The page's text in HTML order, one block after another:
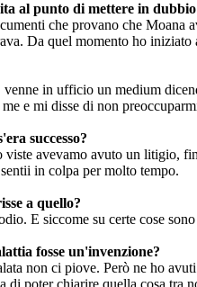
al punto di mettere in dubbio
che provano che Moana
Da quel momento ho
venne in ufficio un medium
e mi disse di non
successo?
avevamo avuto un litigio,
in colpa per molto tempo.
a quello?
E siccome su certe cose
fosse un'invenzione?
non ci piove. Però ne ho